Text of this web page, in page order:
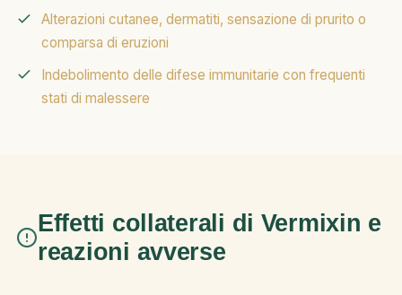
Alterazioni cutanee, dermatiti, sensazione di prurito o
comparsa di eruzioni
Indebolimento delle difese immunitarie con frequenti
stati di malessere
Effetti collaterali di Vermixin e
reazioni avverse